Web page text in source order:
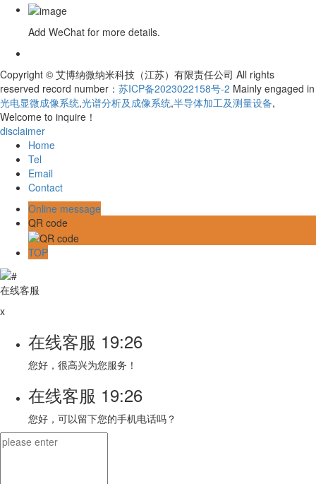
Add WeChat for more details.
Copyright © 艾博纳微纳米科技（江苏）有限责任公司 All rights
reserved record number： 苏ICP备2023022158号-2 Mainly engaged in
光电显微成像系统,光谱分析及成像系统,半导体加工及测量设备,
Welcome to inquire！
disclaimer
Home
Tel
Email
Contact
Online message
QR code
TOP
在线客服
x
在线客服 19:26
您好，很高兴为您服务！
在线客服 19:26
您好，可以留下您的手机电话吗？